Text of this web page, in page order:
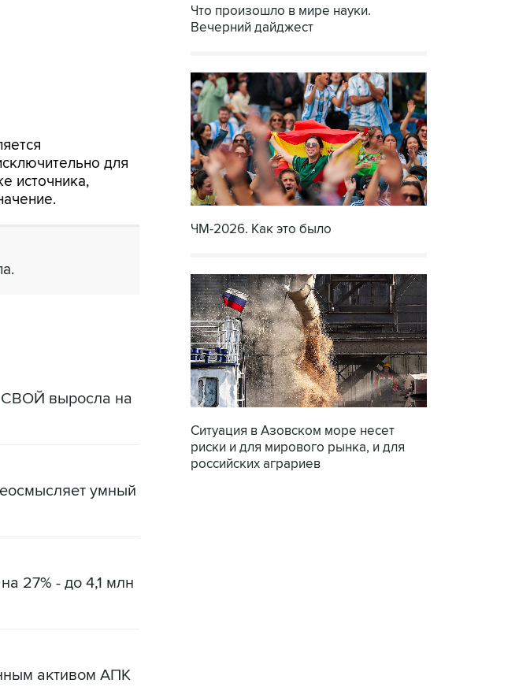
для
источника,
СВОЙ выросла на
умный
27% - до 4,1 млн
активом АПК
Что произошло в мире науки.
Вечерний дайджест
ЧМ-2026. Как это было
Ситуация в Азовском море несет
риски и для мирового рынка, и для
российских аграриев